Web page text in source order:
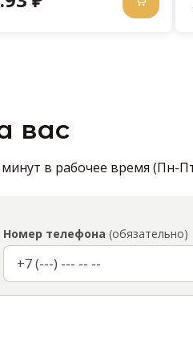
вас
в рабочее время (Пн-Пт
Номер телефона (обязательно)